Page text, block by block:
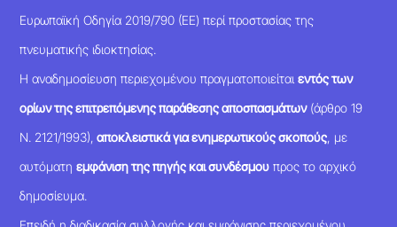
Ευρωπαϊκή Οδηγία 2019/790 (ΕΕ) περί προστασίας της
πνευματικής ιδιοκτησίας.
Η αναδημοσίευση περιεχομένου πραγματοποιείταιεντός των
ορίων της επιτρεπόμενης παράθεσης αποσπασμάτων(άρθρο 19
Ν. 2121/1993), αποκλειστικά για ενημερωτικούς σκοπούς , με
αυτόματηεμφάνιση της πηγής και συνδέσμου προς το αρχικό
δημοσίευμα.